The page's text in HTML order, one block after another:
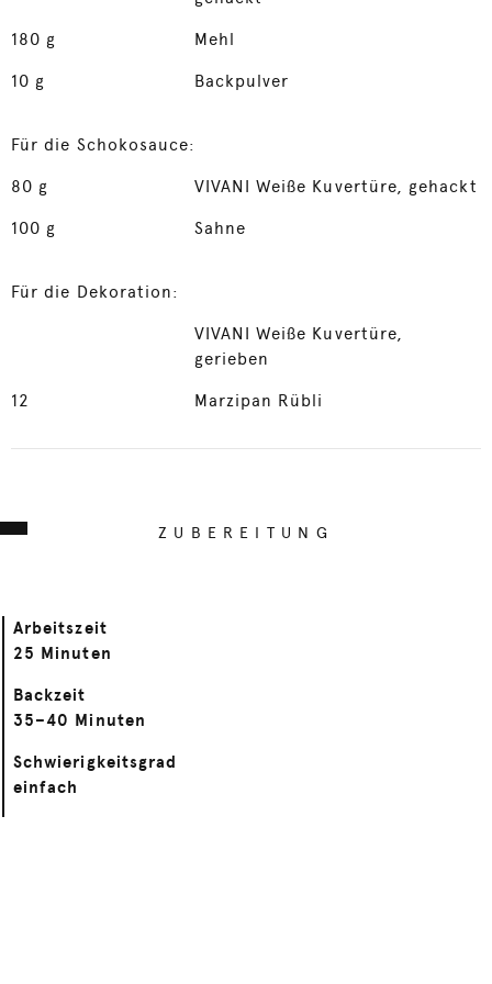
180 g Mehl
10 g Backpulver
Für die Schokosauce:
80 g VIVANI Weiße Kuvertüre, gehackt
100 g Sahne
Für die Dekoration:
VIVANI Weiße Kuvertüre,
gerieben
12 Marzipan Rübli
ZUBEREITUNG
Arbeitszeit
25 Minuten
Backzeit
35–40 Minuten
Schwierigkeitsgrad
einfach